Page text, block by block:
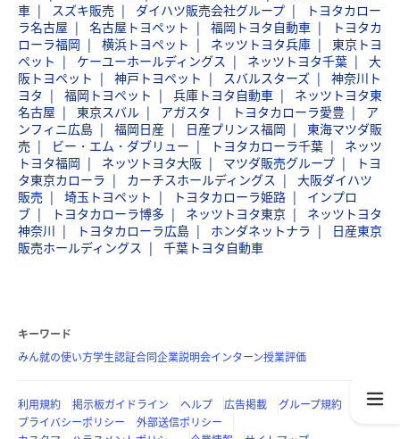
車
スズキ販売 ダイハツ販売会社グループ
トヨタカロー
ラ名古屋
名古屋トヨペット 福岡トヨタ自動車
トヨタカ
ローラ福岡
横浜トヨペット ネッツトヨタ兵庫
東京トヨ
ペット
ケーユーホールディングス ネッツトヨタ千葉
大
阪トヨペット
神戸トヨペット スバルスターズ
神奈川ト
ヨタ
福岡トヨペット 兵庫トヨタ自動車
ネッツトヨタ東
名古屋
東京スバル アガスタ トヨタカローラ愛豊
ア
ンフィニ広島
福岡日産 日産プリンス福岡
東海マツダ販
売
ビー・エム・ダブリュー トヨタカローラ千葉
ネッツ
トヨタ福岡
ネッツトヨタ大阪 マツダ販売グループ
トヨ
タ東京カローラ
カーチスホールディングス
大阪ダイハツ
販売
埼玉トヨペット トヨタカローラ姫路
インプロ
ブ
トヨタカローラ博多 ネッツトヨタ東京
ネッツトヨタ
神奈川
トヨタカローラ広島 ホンダネットナラ
日産東京
販売ホールディングス
千葉トヨタ自動車
キーワード
みん就の使い方学生認証合同企業説明会インターン授業評価
利用規約 掲示板ガイドライン ヘルプ 広告掲載
グループ規約
プライバシーポリシー
外部送信ポリシー